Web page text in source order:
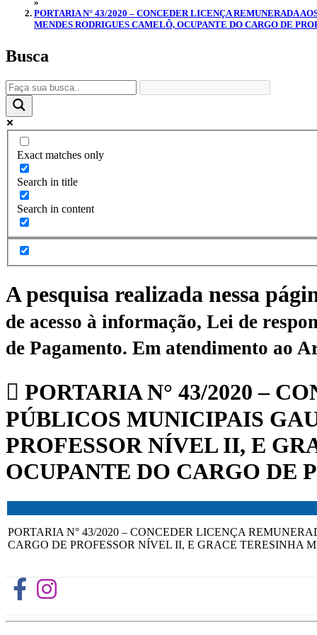
PORTARIA N° 43/2020 – CONCEDER LICENÇA REMUNERADA
MENDES RODRIGUES CAMELÔ, OCUPANTE DO CARGO DE
Busca
Exact matches only
Search in title
Search in content
A pesquisa realizada nessa
de acesso à informação, Lei de
de Pagamento. Em atendimento ao
PORTARIA N° 43/2020 –
PÚBLICOS MUNICIPAIS
PROFESSOR NÍVEL II, E
OCUPANTE DO CARGO DE
PORTARIA N° 43/2020 – CONCEDER LICENÇA
CARGO DE PROFESSOR NÍVEL II, E GRACE TERESINHA